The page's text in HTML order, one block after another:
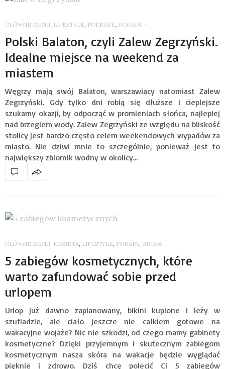
GŁÓWNE MENU, LIFESTYLE, PODRÓŻE, PORADY -
Polski Balaton, czyli Zalew Zegrzyński.
Idealne miejsce na weekend za
miastem
Węgrzy mają swój Balaton, warszawiacy natomiast Zalew
Zegrzyński. Gdy tylko dni robią się dłuższe i cieplejsze
szukamy okazji, by odpocząć w promieniach słońca, najlepiej
nad brzegiem wody. Zalew Zegrzyński ze względu na bliskość
stolicy jest bardzo często celem weekendowych wypadów za
miasto. Nie dziwi mnie to szczególnie, ponieważ jest to
największy zbiornik wodny w okolicy…
GŁÓWNE MENU, KOBIETA, LIFESTYLE, PORADY, URODA -
5 zabiegów kosmetycznych, które
warto zafundować sobie przed
urlopem
Urlop już dawno zaplanowany, bikini kupione i leży w
szufladzie, ale ciało jeszcze nie całkiem gotowe na
wakacyjne wojaże? Nic nie szkodzi, od czego mamy gabinety
kosmetyczne? Dzięki przyjemnym i skutecznym zabiegom
kosmetycznym nasza skóra na wakacje będzie wyglądać
pięknie i zdrowo. Dziś chcę polecić Ci 5 zabiegów